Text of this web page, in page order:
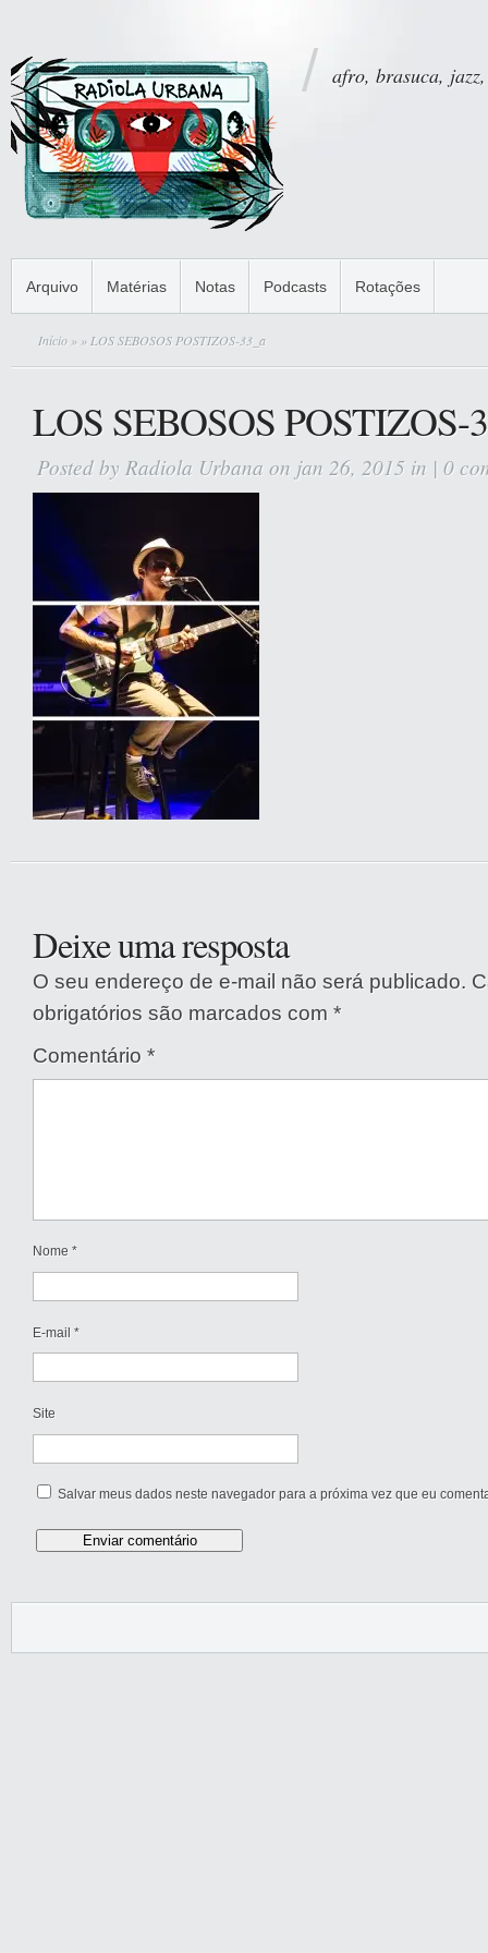
afro, brasuca,
Arquivo Matérias Notas Podcasts Rotações
Início » » LOS SEBOSOS POSTIZOS-33_a
LOS SEBOSOS POSTIZOS-
Posted by Radiola Urbana on jan 26, 2015 in | 0
Deixe uma resposta
O seu endereço de e-mail não será publicado.
obrigatórios são marcados com *
Comentário *
Nome *
E-mail *
Site
Salvar meus dados neste navegador para a próxima vez que eu